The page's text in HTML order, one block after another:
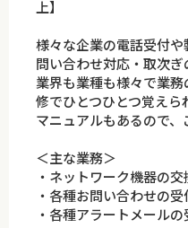
上】
様々な企業の電話受付
問い合わせ対応・取次ぎ
業界も業種も様々で業
修でひとつひとつ覚えら
マニュアルもあるので
＜主な業務＞
・ネットワーク機器の
・各種お問い合わせの
・各種アラートメール